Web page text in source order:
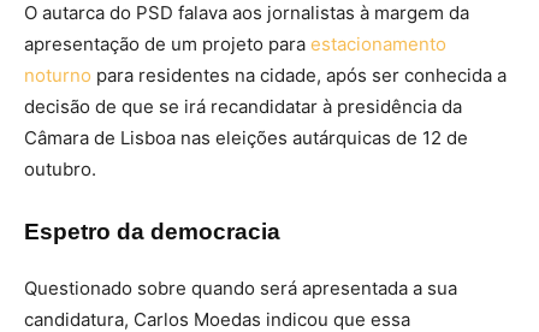
O autarca do PSD falava aos jornalistas à margem da
apresentação de um projeto para estacionamento
noturno para residentes na cidade, após ser conhecida a
decisão de que se irá recandidatar à presidência da
Câmara de Lisboa nas eleições autárquicas de 12 de
outubro.
Espetro da democracia
Questionado sobre quando será apresentada a sua
candidatura, Carlos Moedas indicou que essa